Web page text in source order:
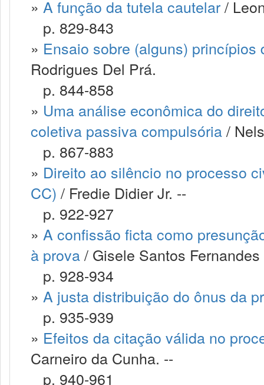
» A função da tutela cautelar/
p. 829-843
» Ensaio sobre (alguns) princípios
Rodrigues Del Prá.
p. 844-858
» Uma análise econômica do
coletiva passiva compulsória/
p. 867-883
» Direito ao silêncio no processo
CC) / Fredie Didier Jr. --
p. 922-927
» A confissão ficta como
à prova/ Gisele Santos
p. 928-934
» A justa distribuição do ônus da
p. 935-939
» Efeitos da citação válida no
Carneiro da Cunha. --
p. 940-961